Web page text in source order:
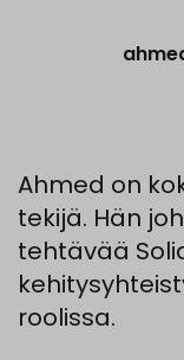
Ahmed on
tekijä. Hän
tehtävää
roolissa.